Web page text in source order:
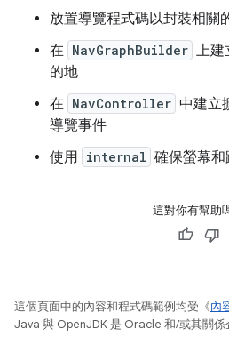
放置導覽程式碼以封裝相關
在 NavGraphBuilder 上建
的地
在 NavController 中建立
導覽事件
使用 internal 確保螢幕
這對你有幫助
這個頁面中的內容和程式碼範例均受《內
Java 與 OpenJDK 是 Oracle 和/或其關係